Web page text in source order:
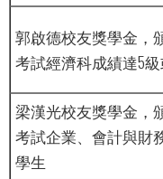
郭啟德校友獎學金，
考試經濟科成績達5
梁漢光校友獎學金，
考試企業、會計與財
學生